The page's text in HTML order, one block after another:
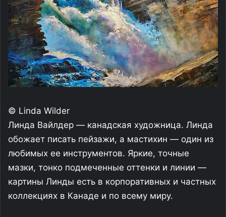
© Linda Wilder
Линда Вайлдер — канадская художница. Линда
обожает писать пейзажи, а мастихин — один из
любимых ее инструментов. Яркие, точные
мазки, тонко подмеченные оттенки и линии —
картины Линды есть в корпоративных и частных
коллекциях в Канаде и по всему миру.